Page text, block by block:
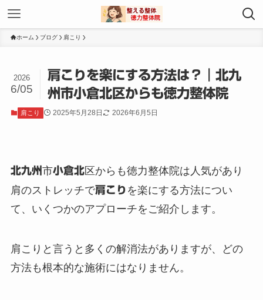
ホーム ブログ 肩こり
肩こりを楽にする方法は？｜北九
州市小倉北区からも徳力整体院
2026
6/05
肩こり 2025年5月28日 2026年6月5日
北九州市小倉北区からも徳力整体院は人気があり
肩のストレッチで肩こり を楽にする方法につい
て、いくつかのアプローチをご紹介します。
肩こりと言うと多くの解消法がありますが、どの
方法も根本的な施術にはなりません。